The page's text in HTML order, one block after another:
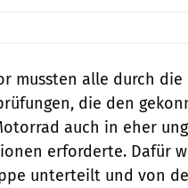
mussten alle durch die
die den
auch in eher
erforderte. Dafür
unterteilt und von